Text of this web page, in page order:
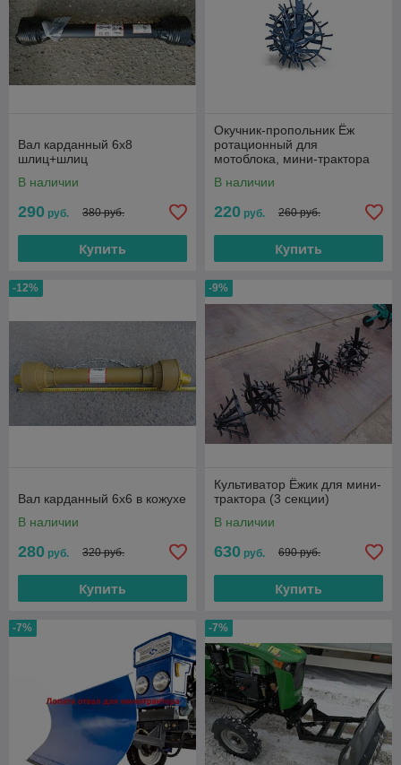
Вал карданный 6х8
шлиц+шлиц
В наличии
290 руб. 380 руб.
Купить
Окучник-пропольник Ёж
ротационный для
мотоблока, мини-трактора
В наличии
220 руб. 260 руб.
Купить
-12%
Вал карданный 6х6 в кожухе
В наличии
280 руб. 320 руб.
Купить
-9%
Культиватор Ёжик для мини-
трактора (3 секции)
В наличии
630 руб. 690 руб.
Купить
-7% -7%